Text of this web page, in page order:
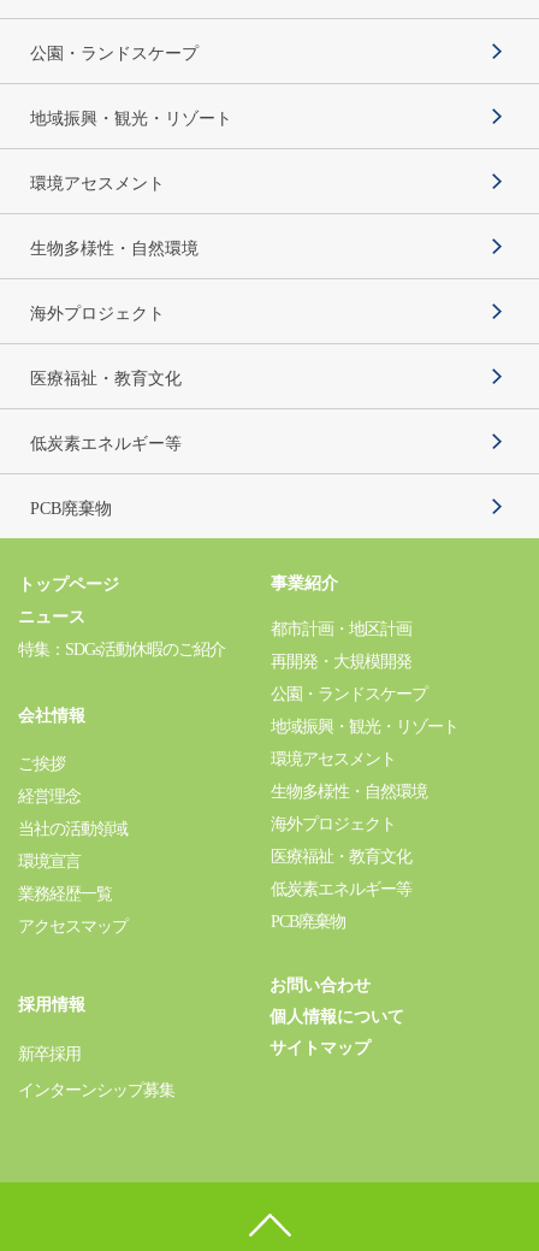
公園・ランドスケープ
地域振興・観光・リゾート
環境アセスメント
生物多様性・自然環境
海外プロジェクト
医療福祉・教育文化
低炭素エネルギー等
PCB廃棄物
トップページ
ニュース
特集：SDGs活動休暇のご紹介
会社情報
ご挨拶
経営理念
当社の活動領域
環境宣言
業務経歴一覧
アクセスマップ
事業紹介
都市計画・地区計画
再開発・大規模開発
公園・ランドスケープ
地域振興・観光・リゾート
環境アセスメント
生物多様性・自然環境
海外プロジェクト
医療福祉・教育文化
低炭素エネルギー等
PCB廃棄物
採用情報
新卒採用
インターンシップ募集
お問い合わせ
個人情報について
サイトマップ